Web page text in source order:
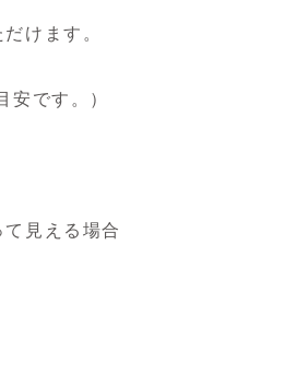
けます。
です。）
見える場合